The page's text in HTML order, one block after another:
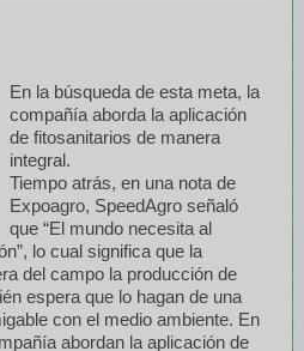
En la búsqueda de esta meta, la
compañía aborda la aplicación
de fitosanitarios de manera
integral.
Tiempo atrás, en una nota de
Expoagro, SpeedAgro señaló
que “El mundo necesita al
lo cual significa que la
del campo la producción de
espera que lo hagan de una
con el medio ambiente. En
abordan la aplicación de